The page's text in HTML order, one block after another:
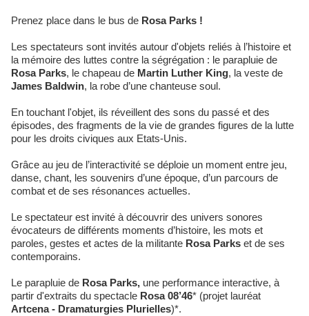
Prenez place dans le bus de Rosa Parks !
Les spectateurs sont invités autour d'objets reliés à l’histoire et
la mémoire des luttes contre la ségrégation : le parapluie de
Rosa Parks, le chapeau de Martin Luther King, la veste de
James Baldwin, la robe d’une chanteuse soul.
En touchant l'objet, ils réveillent des sons du passé et des
épisodes, des fragments de la vie de grandes figures de la lutte
pour les droits civiques aux Etats-Unis.
Grâce au jeu de l’interactivité se déploie un moment entre jeu,
danse, chant, les souvenirs d’une époque, d’un parcours de
combat et de ses résonances actuelles.
Le spectateur est invité à découvrir des univers sonores
évocateurs de différents moments d’histoire, les mots et
paroles, gestes et actes de la militante Rosa Parks et de ses
contemporains.
Le parapluie de Rosa Parks, une performance interactive, à
partir d'extraits du spectacle Rosa 08’46* (projet lauréat
Artcena - Dramaturgies Plurielles)*.